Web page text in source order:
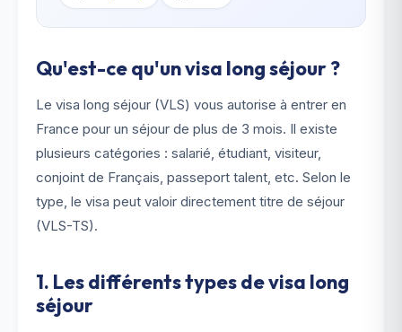
Qu'est-ce qu'un visa long séjour ?
Le visa long séjour (VLS) vous autorise à entrer en
France pour un séjour de plus de 3 mois. Il existe
plusieurs catégories : salarié, étudiant, visiteur,
conjoint de Français, passeport talent, etc. Selon le
type, le visa peut valoir directement titre de séjour
(VLS-TS).
1. Les différents types de visa long
séjour